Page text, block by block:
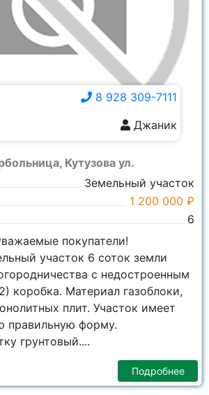
Кутузова ул.
Земельный участок
1 200 000 ₽
6
8 928 309-7111
Джаник
покупатели!
участок 6 соток земли
с недостроенным
коробка. Материал газоблоки,
плит. Участок имеет
правильную форму.
грунтовый....
Подробнее